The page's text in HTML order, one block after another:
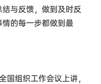
与反馈，做到及时反
的每一步都做到最
组织工作会议上讲，